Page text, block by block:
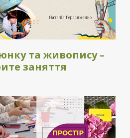
та живопису –
заняття